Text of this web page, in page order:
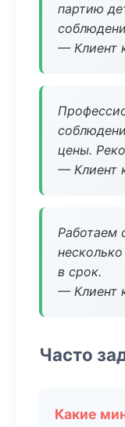
партию
— Клиент
цены.
— Клиент
Работаем
в срок.
— Клиент
Часто
Какие